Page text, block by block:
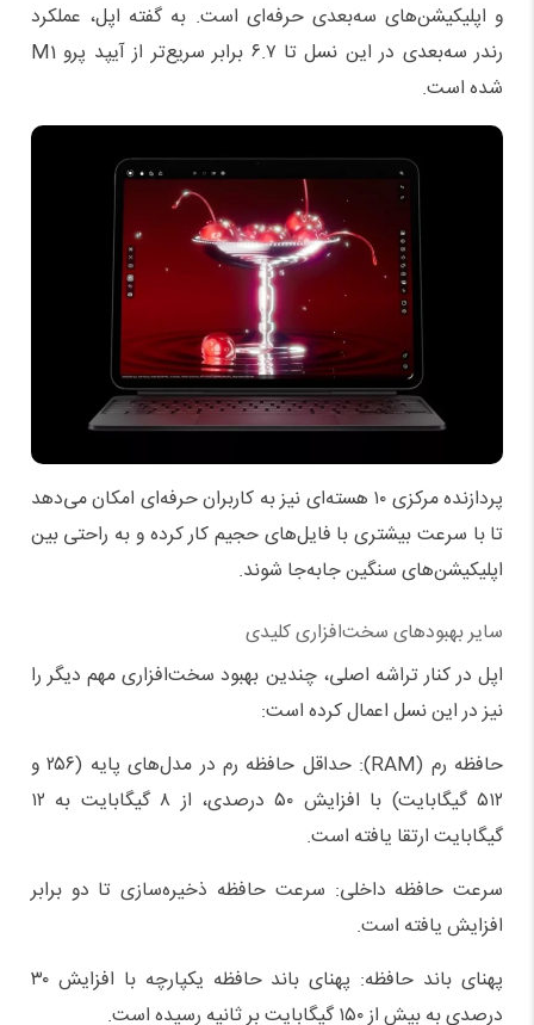
و اپلیکیشن‌های سه‌بعدی حرفه‌ای است. به گفته اپل، عملکرد
رندر سه‌بعدی در این نسل تا ۶.۷ برابر سریع‌تر از آیپد پرو M1
شده است.
پردازنده مرکزی ۱۰ هسته‌ای نیز به کاربران حرفه‌ای امکان می‌دهد
تا با سرعت بیشتری با فایل‌های حجیم کار کرده و به راحتی بین
اپلیکیشن‌های سنگین جابه‌جا شوند.
سایر بهبودهای سخت‌افزاری کلیدی
اپل در کنار تراشه اصلی، چندین بهبود سخت‌افزاری مهم دیگر را
نیز در این نسل اعمال کرده است:
حافظه رم (RAM): حداقل حافظه رم در مدل‌های پایه (۲۵۶ و
۵۱۲ گیگابایت) با افزایش ۵۰ درصدی، از ۸ گیگابایت به ۱۲
گیگابایت ارتقا یافته است.
سرعت حافظه داخلی: سرعت حافظه ذخیره‌سازی تا دو برابر
افزایش یافته است.
پهنای باند حافظه: پهنای باند حافظه یکپارچه با افزایش ۳۰
درصدی به بیش از ۱۵۰ گیگابایت بر ثانیه رسیده است.